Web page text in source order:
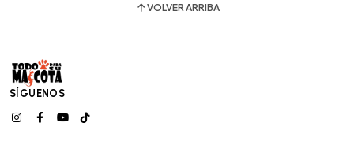
VOLVER ARRIBA
SÍGUENOS